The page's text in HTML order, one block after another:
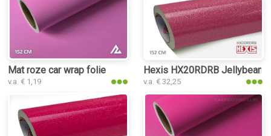
Mat roze car wrap folie
v.a. € 1,19
Hexis HX20RDRB Jellybean
v.a. € 32,25